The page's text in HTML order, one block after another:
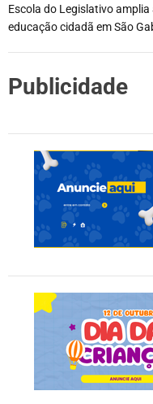
Escola do Legislativo
educação cidadã em São
Publicidade